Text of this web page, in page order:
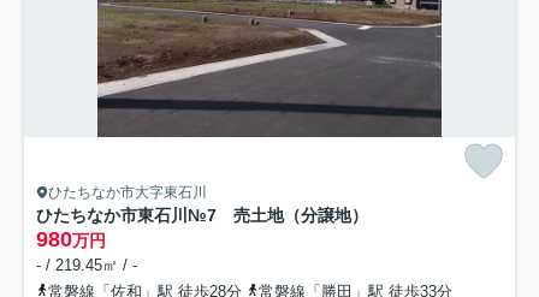
ひたちなか市大字東石川
ひたちなか市東石川№7 売土地（分譲地）
980万円
- / 219.45㎡ / -
常磐線「佐和」駅 徒歩28分
常磐線「勝田」駅 徒歩33分